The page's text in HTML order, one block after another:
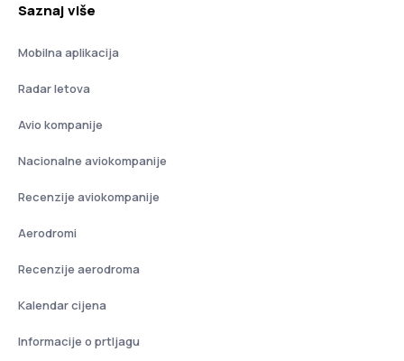
Saznaj više
Mobilna aplikacija
Radar letova
Avio kompanije
Nacionalne aviokompanije
Recenzije aviokompanije
Aerodromi
Recenzije aerodroma
Kalendar cijena
Informacije o prtljagu